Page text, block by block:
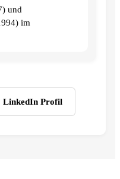
und
im
LinkedIn Profil